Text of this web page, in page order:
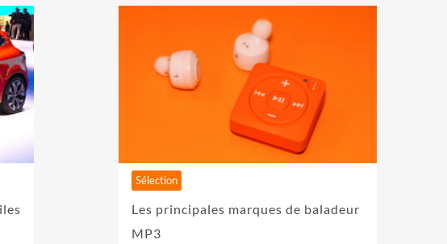
Sélection
Les principales marques de baladeur
MP3